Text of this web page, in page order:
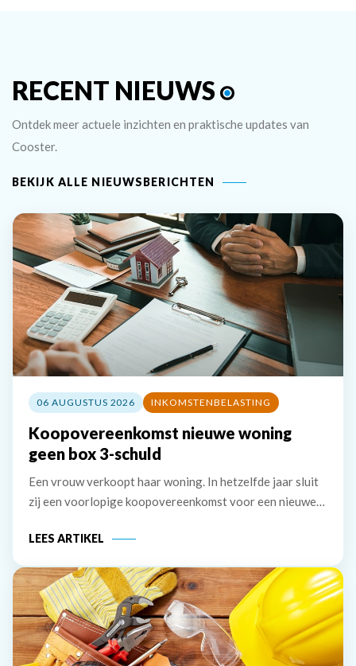
RECENT NIEUWS
Ontdek meer actuele inzichten en praktische updates van
Cooster.
BEKIJK ALLE NIEUWSBERICHTEN
06 AUGUSTUS 2026 INKOMSTENBELASTING
Koopovereenkomst nieuwe woning
geen box 3-schuld
Een vrouw verkoopt haar woning. In hetzelfde jaar sluit
zij een voorlopige koopovereenkomst voor een nieuwe
De vrouw maakt de koopsom in januari in drie delen over
LEES ARTIKEL